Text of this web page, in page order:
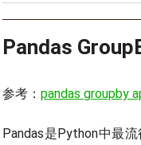
Pandas
参考： pandas groupby
Pandas是Python中最